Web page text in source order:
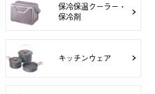
保冷保温クーラー・
保冷剤
キッチンウェア